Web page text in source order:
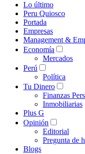
Lo último
Peru Quiosco
Portada
Empresas
Management &
Economía
Mercados
Perú
Política
Tu Dinero
Finanzas
Inmobiliarias
Plus G
Opinión
Editorial
Pregunta de
Blogs